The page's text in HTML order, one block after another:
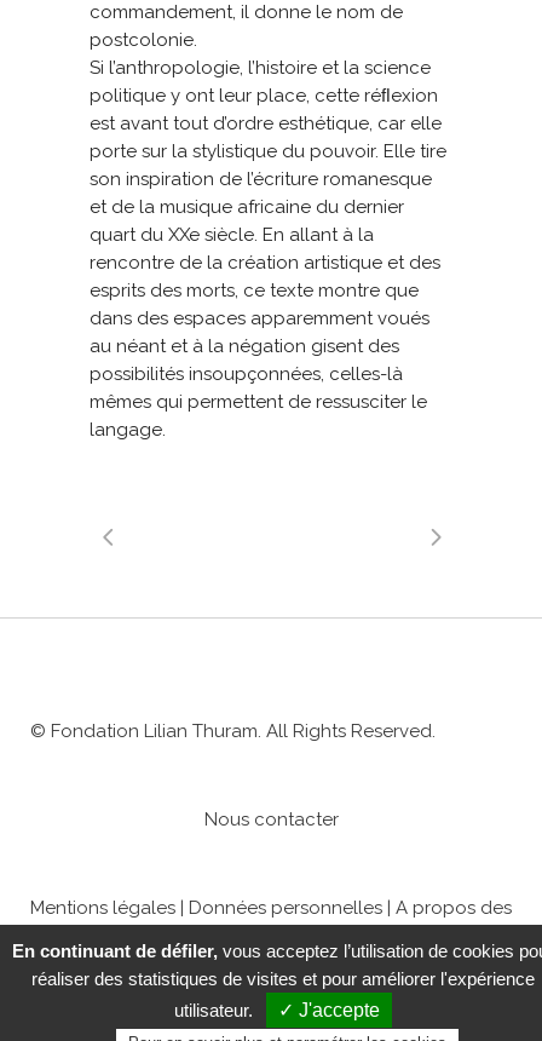
commandement, il donne le nom de
postcolonie.
Si l’anthropologie, l’histoire et la science
politique y ont leur place, cette réﬂexion
est avant tout d’ordre esthétique, car elle
porte sur la stylistique du pouvoir. Elle tire
son inspiration de l’écriture romanesque
et de la musique africaine du dernier
quart du XXe siècle. En allant à la
rencontre de la création artistique et des
esprits des morts, ce texte montre que
dans des espaces apparemment voués
au néant et à la négation gisent des
possibilités insoupçonnées, celles-là
mêmes qui permettent de ressusciter le
langage.
© Fondation Lilian Thuram. All Rights Reserved.
Nous contacter
Mentions légales | Données personnelles | A propos des
En continuant de défiler, vous acceptez l’utilisation de cookies
réaliser des statistiques de visites et pour améliorer l'expérience
utilisateur.
✓ J'accepte